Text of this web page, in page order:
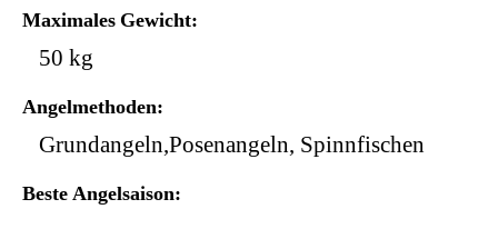
Maximales Gewicht
50 kg
Angelmethoden
Grundangeln,Posenangeln, Spinnfischen
Beste Angelsaison